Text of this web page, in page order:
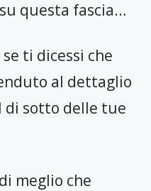
questa fascia…
ti dicessi che
al dettaglio
di sotto delle tue
meglio che